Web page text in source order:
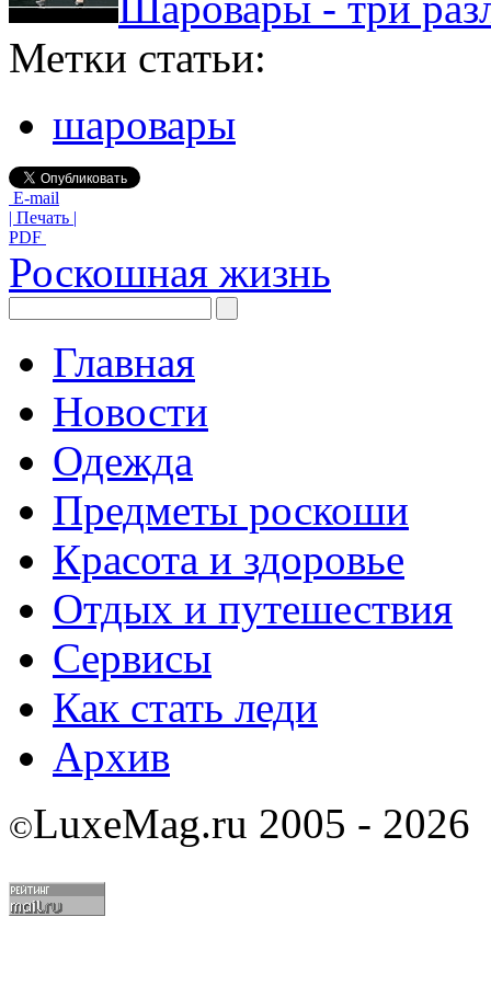
Метки статьи:
шаровары
E-mail
| Печать |
PDF
Роскошная жизнь
Главная
Новости
Одежда
Предметы роскоши
Красота и здоровье
Отдых и путешествия
Сервисы
Как стать леди
Архив
©LuxeMag.ru 2005 - 2026